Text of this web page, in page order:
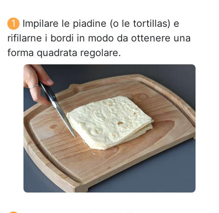
Impilare le piadine (o le tortillas) e
rifilarne i bordi in modo da ottenere una
forma quadrata regolare.